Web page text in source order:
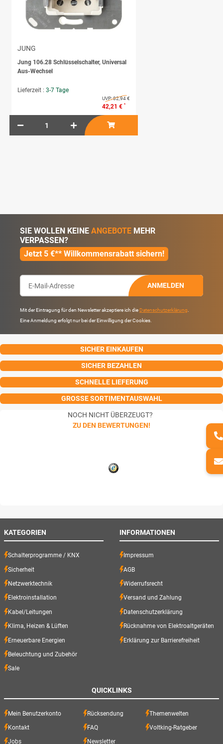
JUNG
Jung 106.28 Schlüsselschalter, Universal
Aus-Wechsel
Lieferzeit : 3-7 Tage
UVP:82,94 €
42,21 € *
SIE WOLLEN KEINE ANGEBOTE MEHR
VERPASSEN?
Jetzt 5 €** Willkommensrabatt sichern!
ANMELDEN
Mit der Eintragung für den Newsletter akzeptiere ich die Datenschutzerklärung
Eine Anmeldung erfolgt nur bei der Einwilligung der Cookies.
SICHER EINKAUFEN
SICHER BEZAHLEN
SCHNELLE LIEFERUNG
GROSSE SORTIMENTAUSWAHL
NOCH NICHT ÜBERZEUGT?
ZU DEN BEWERTUNGEN!
KATEGORIEN
Schalterprogramme / KNX
Sicherheit
Netzwerktechnik
Elektroinstallation
Kabel/Leitungen
Klima, Heizen & Lüften
Erneuerbare Energien
Beleuchtung und Zubehör
Sale
INFORMATIONEN
Impressum
AGB
Widerrufsrecht
Versand und Zahlung
Datenschutzerklärung
Rücknahme von Elektroaltgeräten
Erklärung zur Barrierefreiheit
QUICKLINKS
Mein Benutzerkonto Rücksendung Themenwelten
Kontakt FAQ Voltking-Ratgeber
Jobs Newsletter